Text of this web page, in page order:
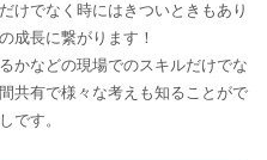
けでなく時にはきついときもあり
成長に繋がります！
かなどの現場でのスキルだけでな
共有で様々な考えも知ることがで
です。